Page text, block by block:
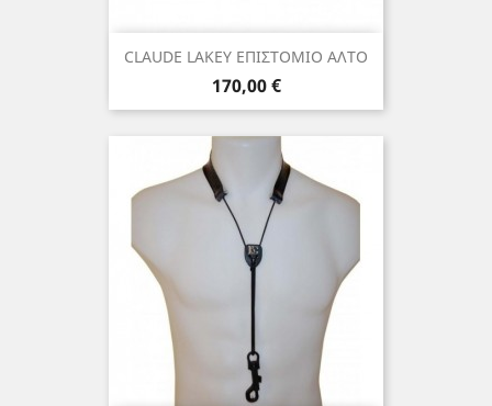
CLAUDE LAKEY ΕΠΙΣΤΟΜΙΟ ΑΛΤΟ
Τιμή
170,00 €